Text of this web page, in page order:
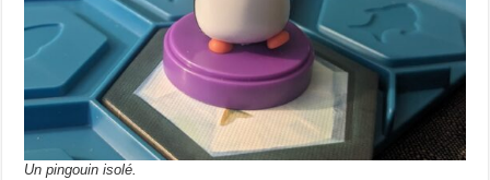
Un pingouin isolé.